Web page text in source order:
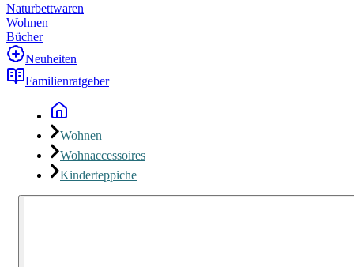
Naturbettwaren
Wohnen
Bücher
Neuheiten
Familienratgeber
Wohnen
Wohnaccessoires
Kinderteppiche